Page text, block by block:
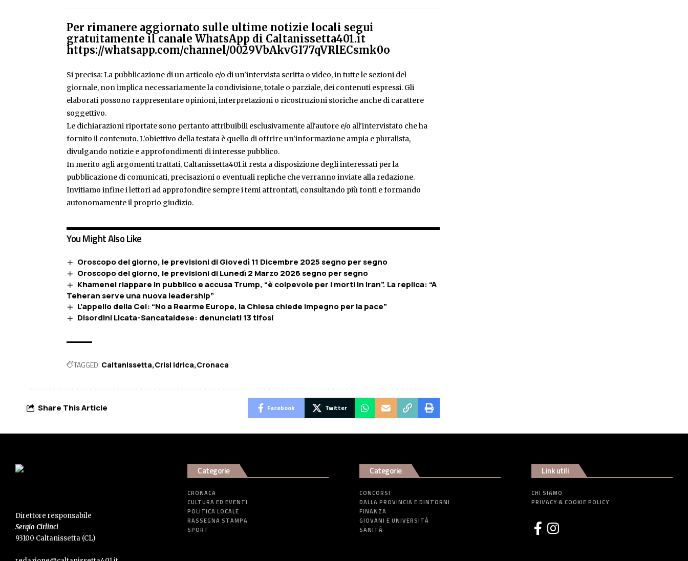
Per rimanere aggiornato sulle ultime notizie locali segui
gratuitamente il canale WhatsApp di Caltanissetta401.it
https://whatsapp.com/channel/0029VbAkvGI77qVRlECsmk0o
Si precisa: La pubblicazione di un articolo e/o di un'intervista scritta o video, in tutte le sezioni del
giornale, non implica necessariamente la condivisione, totale o parziale, dei contenuti espressi. Gli
elaborati possono rappresentare opinioni, interpretazioni o ricostruzioni storiche anche di carattere
soggettivo.
Le dichiarazioni riportate sono pertanto attribuibili esclusivamente all'autore e/o all'intervistato che ha
fornito il contenuto. L'obiettivo della testata è quello di offrire un'informazione ampia e pluralista,
divulgando notizie e approfondimenti di interesse pubblico.
In merito agli argomenti trattati, Caltanissetta401.it resta a disposizione degli interessati per la
pubblicazione di comunicati, precisazioni o eventuali repliche che verranno inviate alla redazione.
Invitiamo infine i lettori ad approfondire sempre i temi affrontati, consultando più fonti e formando
autonomamente il proprio giudizio.
You Might Also Like
Oroscopo del giorno, le previsioni di Giovedì 11 Dicembre 2025 segno per segno
Oroscopo del giorno, le previsioni di Lunedì 2 Marzo 2026 segno per segno
Khamenei riappare in pubblico e accusa Trump, “è colpevole per i morti in Iran”. La replica: “A
Teheran serve una nuova leadership”
L’appello della Cei: “No a Rearme Europe, la Chiesa chiede impegno per la pace”
Disordini Licata-Sancataldese: denunciati 13 tifosi
TAGGED: Caltanissetta Crisi idrica Cronaca
Share This Article Facebook Twitter
Direttore responsabile
Sergio Cirlinci
93100 Caltanissetta (CL)
Categorie
CRONACA
CULTURA ED EVENTI
POLITICA LOCALE
RASSEGNA STAMPA
SPORT
Categorie
CONCORSI
DALLA PROVINCIA E DINTORNI
FINANZA
GIOVANI E UNIVERSITÀ
SANITÀ
Link utili
CHI SIAMO
PRIVACY & COOKIE POLICY